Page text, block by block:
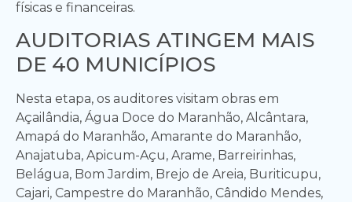
físicas e financeiras.
AUDITORIAS ATINGEM MAIS
DE 40 MUNICÍPIOS
Nesta etapa, os auditores visitam obras em
Açailândia, Água Doce do Maranhão, Alcântara,
Amapá do Maranhão, Amarante do Maranhão,
Anajatuba, Apicum-Açu, Arame, Barreirinhas,
Belágua, Bom Jardim, Brejo de Areia, Buriticupu,
Cajari, Campestre do Maranhão, Cândido Mendes,